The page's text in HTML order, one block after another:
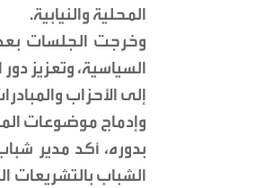
المحلية والنيابية.
وخرجت الجلسات
السياسية، وتعزيز
إلى الأحزاب
وإدماج موضوعات
بدوره، أكد مدير
الشباب بالتشريعات